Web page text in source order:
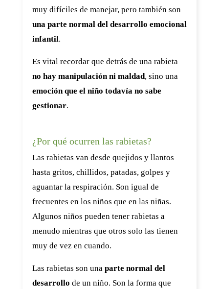
muy difíciles de manejar, pero también son
una parte normal del desarrollo emocional
infantil.
Es vital recordar que detrás de una rabieta
no hay manipulación ni maldad, sino una
emoción que el niño todavía no sabe
gestionar.
¿Por qué ocurren las rabietas?
Las rabietas van desde quejidos y llantos
hasta gritos, chillidos, patadas, golpes y
aguantar la respiración. Son igual de
frecuentes en los niños que en las niñas.
Algunos niños pueden tener rabietas a
menudo mientras que otros solo las tienen
muy de vez en cuando.
Las rabietas son una parte normal del
desarrollo de un niño. Son la forma que